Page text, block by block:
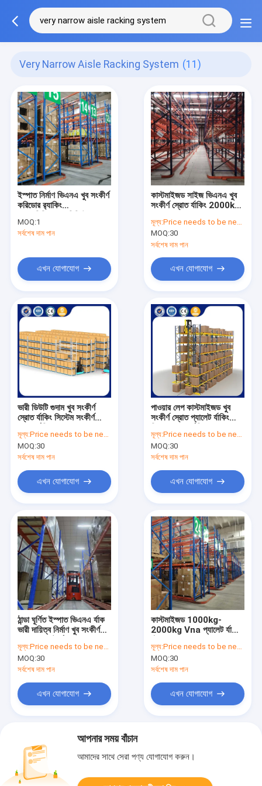
Very Narrow Aisle Racking System (11)
ইস্পাত নির্মাণ ভিএনএ খুব সংকীর্ণ
করিডোর র‍্যাকিং
ঘনত্বের স্টোরেজের জন্য
MOQ:1
সর্বশেষ দাম পান
এখন যোগাযোগ
কাস্টমাইজড সাইজ ভিএনএ খুব
সংকীর্ণ স্রোত র্যাকিং 2000kg
মূল্য:Price needs to be negotiated
MOQ:30
সর্বশেষ দাম পান
এখন যোগাযোগ
ভারী ডিউটি গুদাম খুব সংকীর্ণ
স্রোত র্যাকিং সিস্টেম সংকীর্ণ
মূল্য:Price needs to be negotiated
MOQ:30
সর্বশেষ দাম পান
এখন যোগাযোগ
পাওয়ার লেপ কাস্টমাইজড খুব
সংকীর্ণ স্রোত প্যালেট র্যাকিং
মূল্য:Price needs to be negotiated
MOQ:30
সর্বশেষ দাম পান
এখন যোগাযোগ
ঠান্ডা ঘূর্ণিত ইস্পাত ভিএনএ র্যাক
ভারী দায়িত্ব নির্মাণ খুব সংকীর্ণ
মূল্য:Price needs to be negotiated
MOQ:30
সর্বশেষ দাম পান
এখন যোগাযোগ
কাস্টমাইজড 1000kg-
2000kg Vna প্যালেট র্যাকিং
মূল্য:Price needs to be negotiated
MOQ:30
সর্বশেষ দাম পান
এখন যোগাযোগ
আপনার সময় বাঁচান
আমাদের সাথে সেরা পণ্য যোগাযোগ করুন।